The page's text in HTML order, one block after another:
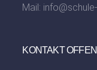
Mail:
KONTAKT